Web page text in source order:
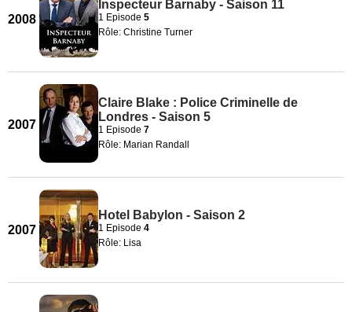
2008
Inspecteur Barnaby - Saison 11
1 Episode 5
Rôle: Christine Turner
2007
Claire Blake : Police Criminelle de
Londres - Saison 5
1 Episode 7
Rôle: Marian Randall
2007
Hotel Babylon - Saison 2
1 Episode 4
Rôle: Lisa